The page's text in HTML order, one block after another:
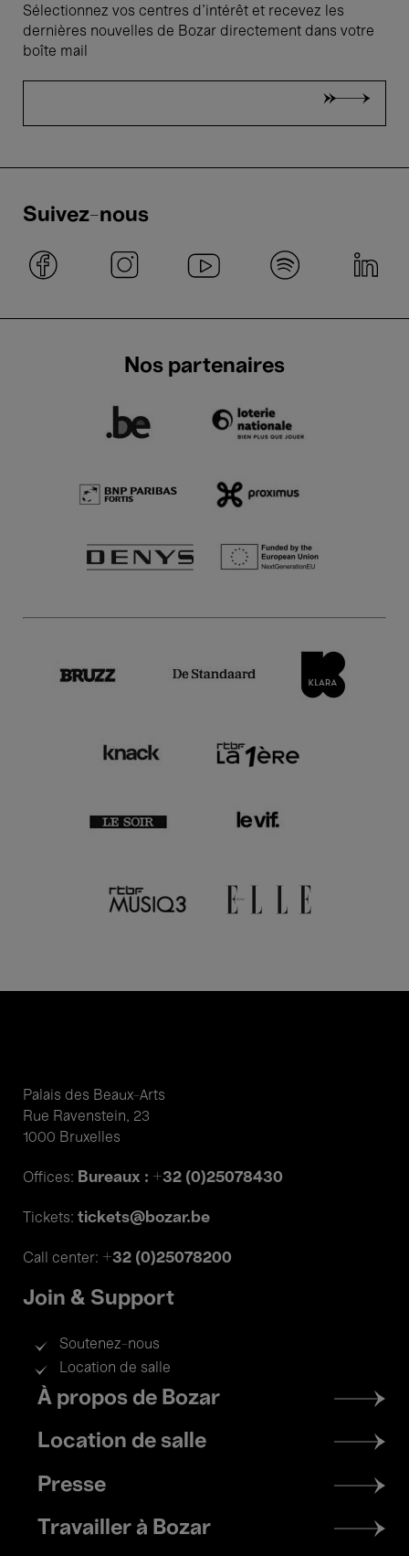
Sélectionnez vos centres d'intérêt et recevez les
dernières nouvelles de Bozar directement dans votre
boîte mail
Suivez-nous
Nos partenaires
Palais des Beaux-Arts
Rue Ravenstein, 23
1000 Bruxelles
Offices: Bureaux : +32 (0)25078430
Tickets: tickets@bozar.be
Call center: +32 (0)25078200
Join & Support
Soutenez-nous
Location de salle
Footer
menu
À propos de Bozar
Location de salle
Presse
Travailler à Bozar